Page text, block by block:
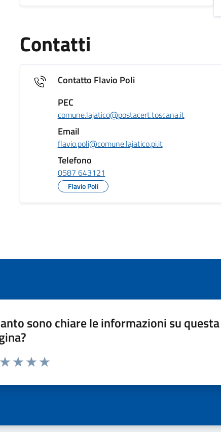
Contatti
Contatto Flavio Poli
PEC
comune.lajatico@postacert.toscana.it
Email
flavio.poli@comune.lajatico.pi.it
Telefono
0587 643121
Flavio Poli
sono chiare le informazioni su questa
da 1 a 5 stelle la pagina